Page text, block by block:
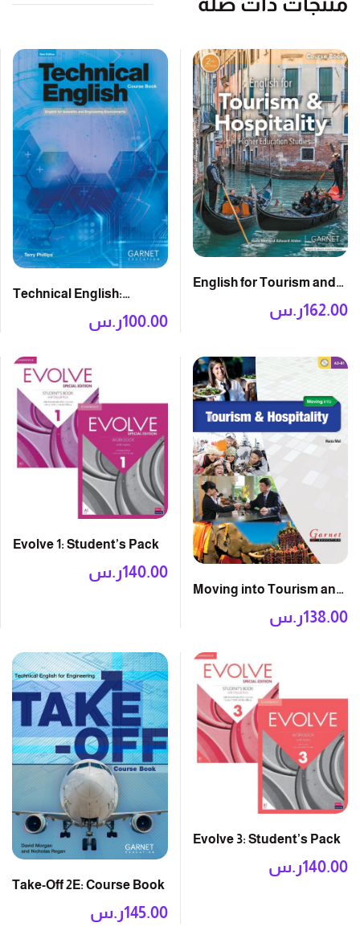
English for Tourism and
Hospitality 2E: Course
ر.س162.00
Technical English:
ر.س100.00
Moving into Tourism and
Hospitality: Course Book
ر.س138.00
Evolve 1: Student’s Pack
ر.س140.00
Evolve 3: Student’s Pack
ر.س140.00
Take-Off 2E: Course Book
ر.س145.00